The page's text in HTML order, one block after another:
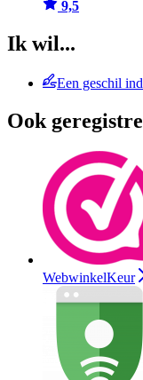
9,5
Ik wil...
Een geschil
Ook
WebwinkelKeur